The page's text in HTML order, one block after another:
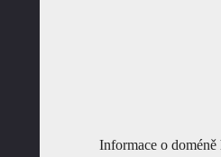
Informace o doméně